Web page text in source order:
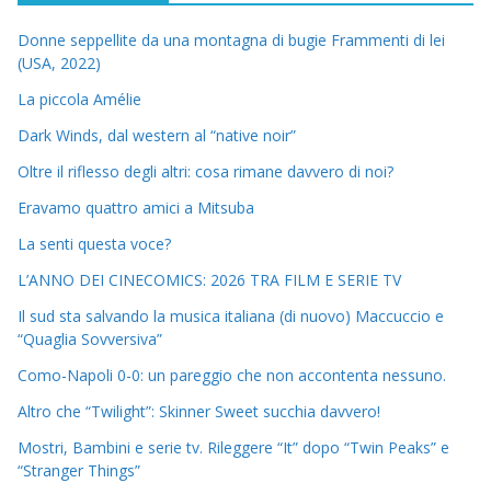
Donne seppellite da una montagna di bugie Frammenti di lei
(USA, 2022)
La piccola Amélie
Dark Winds, dal western al “native noir”
Oltre il riflesso degli altri: cosa rimane davvero di noi?
Eravamo quattro amici a Mitsuba
La senti questa voce?
L’ANNO DEI CINECOMICS: 2026 TRA FILM E SERIE TV
Il sud sta salvando la musica italiana (di nuovo) Maccuccio e
“Quaglia Sovversiva”
Como-Napoli 0-0: un pareggio che non accontenta nessuno.
Altro che “Twilight”: Skinner Sweet succhia davvero!
Mostri, Bambini e serie tv. Rileggere “It” dopo “Twin Peaks” e
“Stranger Things”